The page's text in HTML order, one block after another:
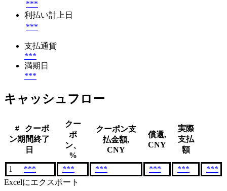
***
利払い計上日
***
支払通貨
***
満期日
***
キャッシュフロー
#
クーポ
ン期間終了
日
クー
ポ
ン、
%
クーポン支
払金額,
CNY
償還,
CNY
実際
支払
額
1 *** *** *** *** ***
***
Excelにエクスポート